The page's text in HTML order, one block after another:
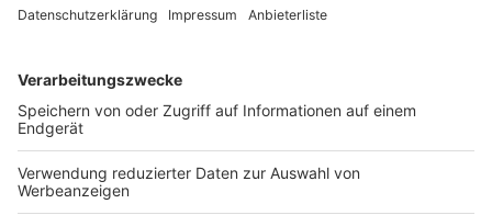
Keine Super-Bowl-Parties
Normalerweise wird der Super Bowl - nicht nur bei uns
- genutzt, um ihn im Rudel zu gucken. Egal ob zuhause
bei einem Bekannten oder hier und da in Kneipen
beziehungsweise Bars. Das geht in Zeiten der